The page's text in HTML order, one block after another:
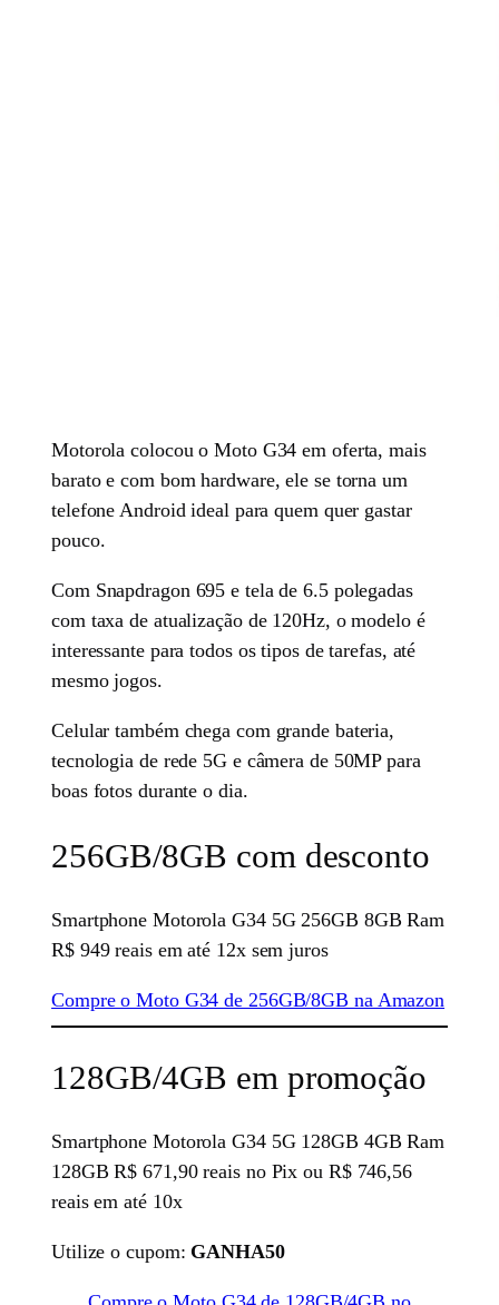
Motorola colocou o Moto G34 em oferta, mais
barato e com bom hardware, ele se torna um
telefone Android ideal para quem quer gastar
pouco.
Com Snapdragon 695 e tela de 6.5 polegadas
com taxa de atualização de 120Hz, o modelo é
interessante para todos os tipos de tarefas, até
mesmo jogos.
Celular também chega com grande bateria,
tecnologia de rede 5G e câmera de 50MP para
boas fotos durante o dia.
256GB/8GB com desconto
Smartphone Motorola G34 5G 256GB 8GB Ram
R$ 949 reais em até 12x sem juros
Compre o Moto G34 de 256GB/8GB na Amazon
128GB/4GB em promoção
Smartphone Motorola G34 5G 128GB 4GB Ram
128GB R$ 671,90 reais no Pix ou R$ 746,56
reais em até 10x
Utilize o cupom: GANHA50